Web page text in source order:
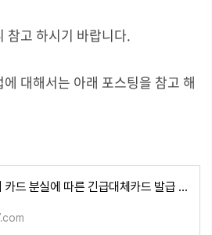
참고 하시기 바랍니다.
대해서는 아래 포스팅을 참고 해
해외에서 카드 분실에 따른 긴급대체카드 발급 방법